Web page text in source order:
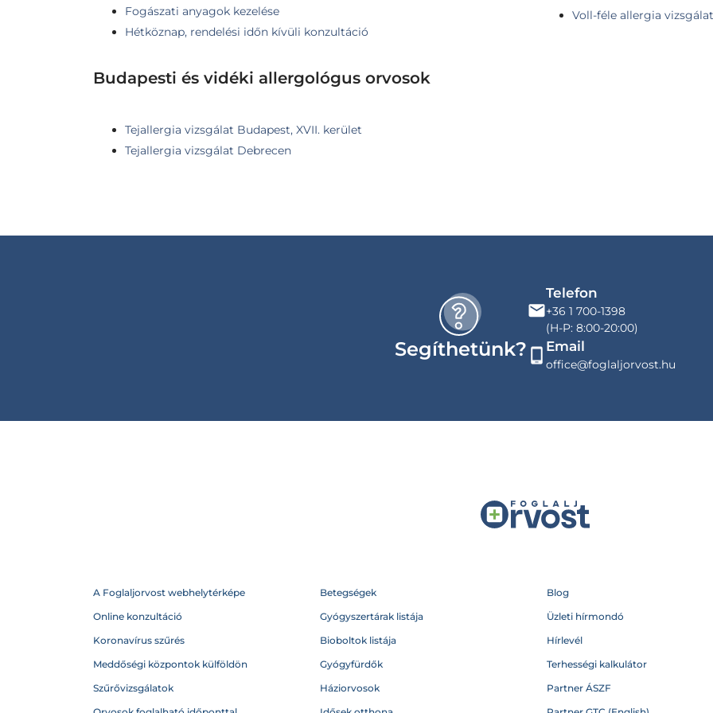
Fogászati anyagok kezelése
Hétköznap, rendelési időn kívüli konzultáció
Voll-féle allergia vizsgálat
Budapesti és vidéki allergológus orvosok
Tejallergia vizsgálat Budapest, XVII. kerület
Tejallergia vizsgálat Debrecen
Segíthetünk?
Telefon
+36 1 700-1398
(H-P: 8:00-20:00)
Email
office@foglaljorvost.hu
A Foglaljorvost webhelytérképe
Online konzultáció
Koronavírus szűrés
Meddőségi központok külföldön
Szűrővizsgálatok
Betegségek
Gyógyszertárak listája
Bioboltok listája
Gyógyfürdők
Háziorvosok
Blog
Üzleti hírmondó
Hírlevél
Terhességi kalkulátor
Partner ÁSZF